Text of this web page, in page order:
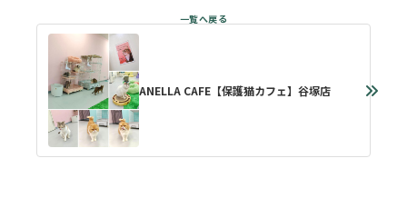
ANELLA CAFE【保護猫カフェ】谷塚店